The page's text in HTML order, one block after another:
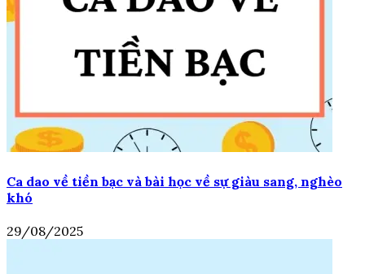
Ca dao về tiền bạc và bài học về sự giàu sang, nghèo
khó
29/08/2025